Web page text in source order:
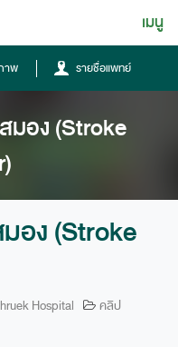
เมนู
าพ รายชื่อแพทย์
มอง (Stroke
อง (Stroke
Hospital
คลิป